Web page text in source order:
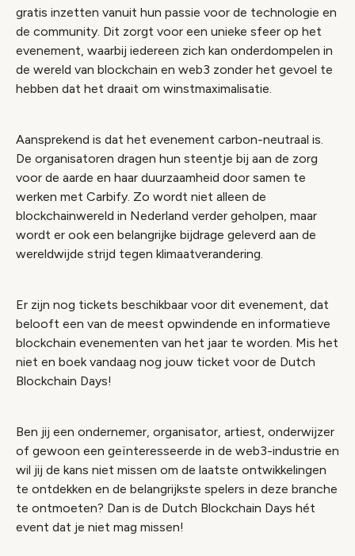
gratis inzetten vanuit hun passie voor de technologie en
de community. Dit zorgt voor een unieke sfeer op het
evenement, waarbij iedereen zich kan onderdompelen in
de wereld van blockchain en web3 zonder het gevoel te
hebben dat het draait om winstmaximalisatie.
Aansprekend is dat het evenement carbon-neutraal is.
De organisatoren dragen hun steentje bij aan de zorg
voor de aarde en haar duurzaamheid door samen te
werken met Carbify. Zo wordt niet alleen de
blockchainwereld in Nederland verder geholpen, maar
wordt er ook een belangrijke bijdrage geleverd aan de
wereldwijde strijd tegen klimaatverandering.
Er zijn nog tickets beschikbaar voor dit evenement, dat
belooft een van de meest opwindende en informatieve
blockchain evenementen van het jaar te worden. Mis het
niet en boek vandaag nog jouw ticket voor de Dutch
Blockchain Days!
Ben jij een ondernemer, organisator, artiest, onderwijzer
of gewoon een geïnteresseerde in de web3-industrie en
wil jij de kans niet missen om de laatste ontwikkelingen
te ontdekken en de belangrijkste spelers in deze branche
te ontmoeten? Dan is de Dutch Blockchain Days hét
event dat je niet mag missen!